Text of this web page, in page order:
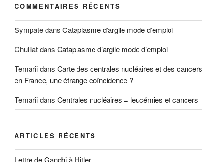
COMMENTAIRES RÉCENTS
Sympatedans Cataplasme d’argile mode d’emploi
Chulliatdans Cataplasme d’argile mode d’emploi
Temariidans Carte des centrales nucléaires et des cancers
en France, une étrange coïncidence ?
Temariidans Centrales nucléaires = leucémies et cancers
ARTICLES RÉCENTS
Lettre de Gandhi à Hitler